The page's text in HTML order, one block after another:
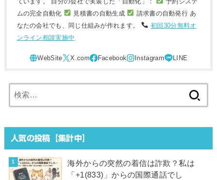
ムの完全自動化
見積書の自動生成
請求書の自動発行 あ
なたの会社でも、同じ仕組みが作れます。
初回30分無料オ
ンライン相談実施中
索:
人気の投稿【集計中】
海外からの突然の着信は詐欺？私は
「+1(833)」からの国際通話でし